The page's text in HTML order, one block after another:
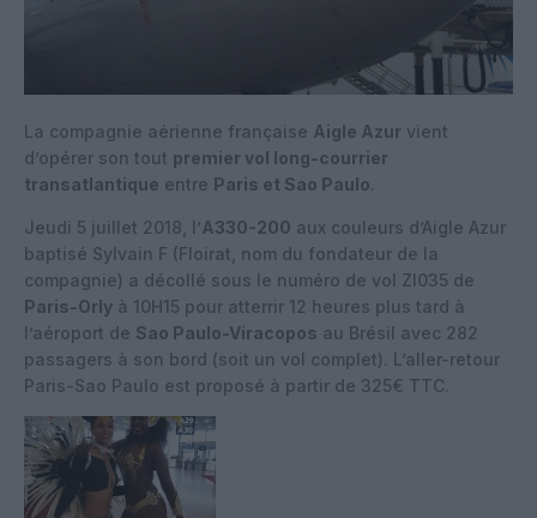
La compagnie aérienne française Aigle Azur vient
d’opérer son tout premier vol long-courrier
transatlantique entre Paris et Sao Paulo.
Jeudi 5 juillet 2018, l’A330-200 aux couleurs d’Aigle Azur
baptisé Sylvain F (Floirat, nom du fondateur de la
compagnie) a décollé sous le numéro de vol ZI035 de
Paris-Orly à 10H15 pour atterrir 12 heures plus tard à
l’aéroport de Sao Paulo-Viracopos au Brésil avec 282
passagers à son bord (soit un vol complet). L’aller-retour
Paris-Sao Paulo est proposé à partir de 325€ TTC.